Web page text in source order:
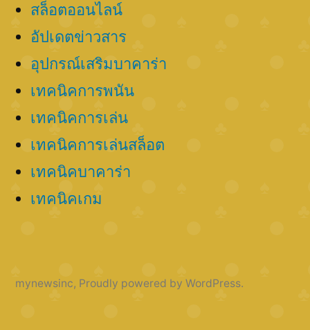
สล็อตออนไลน์
อัปเดตข่าวสาร
อุปกรณ์เสริมบาคาร่า
เทคนิคการพนัน
เทคนิคการเล่น
เทคนิคการเล่นสล็อต
เทคนิคบาคาร่า
เทคนิคเกม
mynewsinc, Proudly powered by WordPress.